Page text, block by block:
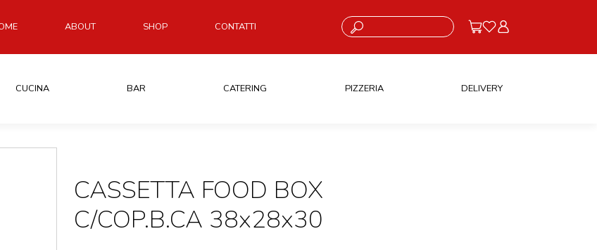
ABOUT SHOP CONTATTI Cosa stai cercando?
CUCINA BAR CATERING PIZZERIA DELIVERY
CASSETTA FOOD BOX
C/COP.B.CA 38x28x30